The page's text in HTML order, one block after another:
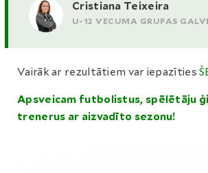
Cristiana Teixeira
U-12 VECUMA GRUPAS
Vairāk ar rezultātiem var iepazīties
Apsveicam futbolistus, spēlētāju
trenerus ar aizvadīto sezonu!